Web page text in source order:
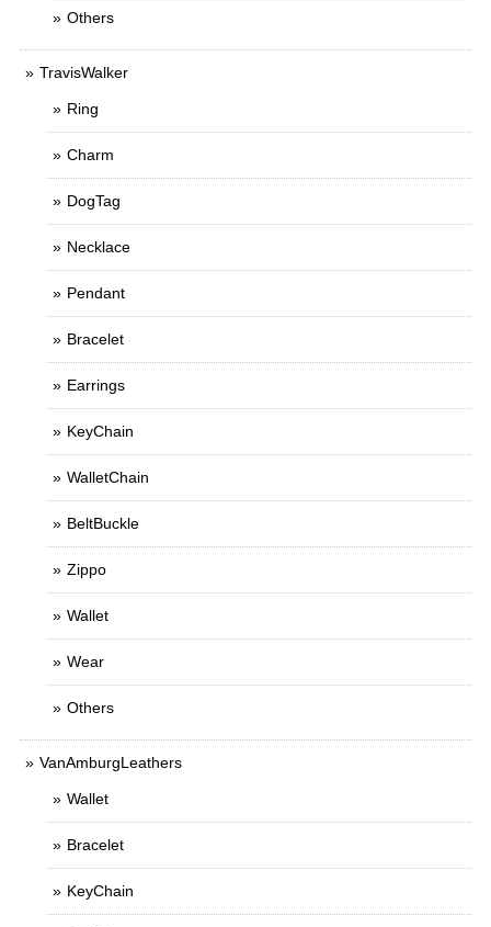
Others
TravisWalker
Ring
Charm
DogTag
Necklace
Pendant
Bracelet
Earrings
KeyChain
WalletChain
BeltBuckle
Zippo
Wallet
Wear
Others
VanAmburgLeathers
Wallet
Bracelet
KeyChain